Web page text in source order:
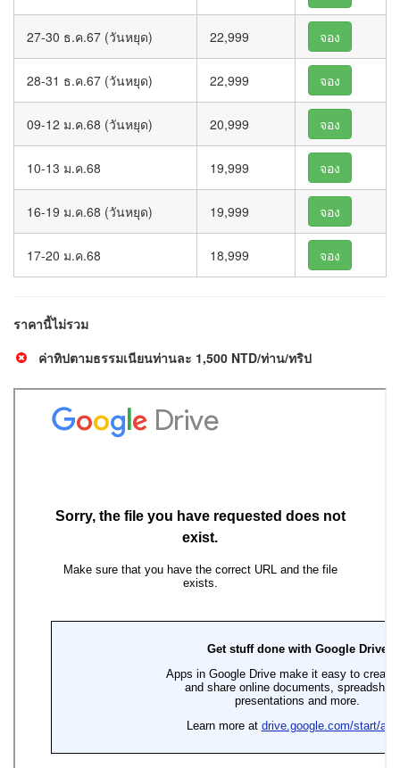
27-30 ธ.ค.67 (วันหยุด) 22,999 จอง
28-31 ธ.ค.67 (วันหยุด) 22,999 จอง
09-12 ม.ค.68 (วันหยุด) 20,999 จอง
10-13 ม.ค.68 19,999 จอง
16-19 ม.ค.68 (วันหยุด) 19,999 จอง
17-20 ม.ค.68 18,999 จอง
ราคานี้ไม่รวม
ค่าทิปตามธรรมเนียนท่านละ 1,500 NTD/ท่าน/ทริป